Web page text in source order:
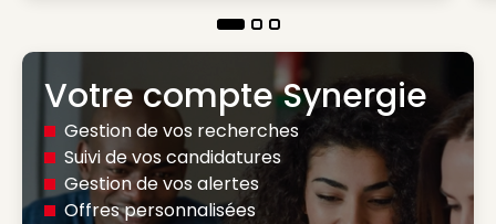
Votre compte Synergie
Gestion de vos recherches
Suivi de vos candidatures
Gestion de vos alertes
Offres personnalisées